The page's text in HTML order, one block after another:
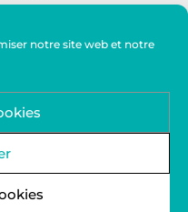
notre site web et notre